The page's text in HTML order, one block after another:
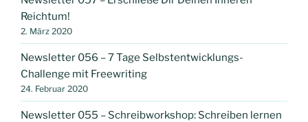
Reichtum!
2. März 2020
Newsletter 056 – 7 Tage Selbstentwicklungs-
Challenge mit Freewriting
24. Februar 2020
Newsletter 055 – Schreibworkshop: Schreiben lernen